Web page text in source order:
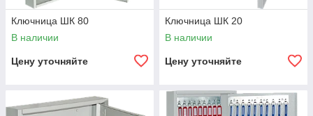
Ключница ШК 80
В наличии
Цену уточняйте
Ключница ШК 20
В наличии
Цену уточняйте